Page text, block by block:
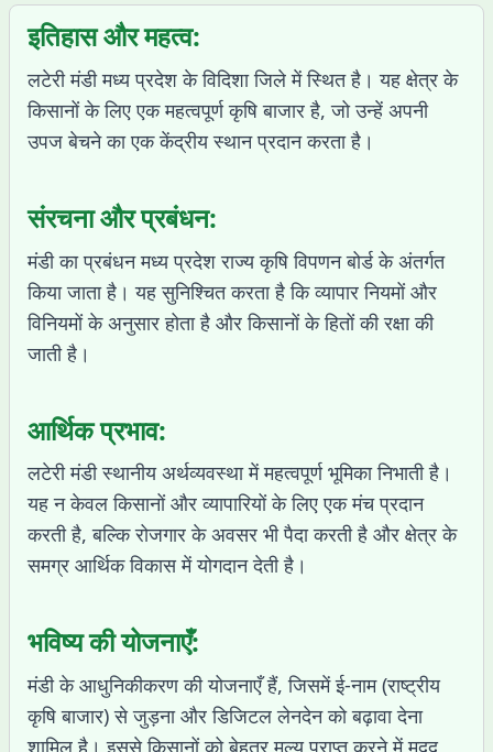
इतिहास और महत्व:
लटेरी मंडी मध्य प्रदेश के विदिशा जिले में स्थित है। यह क्षेत्र के
किसानों के लिए एक महत्वपूर्ण कृषि बाजार है, जो उन्हें अपनी
उपज बेचने का एक केंद्रीय स्थान प्रदान करता है।
संरचना और प्रबंधन:
मंडी का प्रबंधन मध्य प्रदेश राज्य कृषि विपणन बोर्ड के अंतर्गत
किया जाता है। यह सुनिश्चित करता है कि व्यापार नियमों और
विनियमों के अनुसार होता है और किसानों के हितों की रक्षा की
जाती है।
आर्थिक प्रभाव:
लटेरी मंडी स्थानीय अर्थव्यवस्था में महत्वपूर्ण भूमिका निभाती है।
यह न केवल किसानों और व्यापारियों के लिए एक मंच प्रदान
करती है, बल्कि रोजगार के अवसर भी पैदा करती है और क्षेत्र के
समग्र आर्थिक विकास में योगदान देती है।
भविष्य की योजनाएँ:
मंडी के आधुनिकीकरण की योजनाएँ हैं, जिसमें ई-नाम (राष्ट्रीय
कृषि बाजार) से जुड़ना और डिजिटल लेनदेन को बढ़ावा देना
शामिल है। इससे किसानों को बेहतर मूल्य प्राप्त करने में मदद